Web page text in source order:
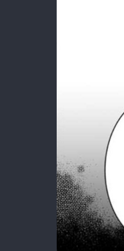
:692.15.691.37:rzdrzd.ydgzwzktg.oi